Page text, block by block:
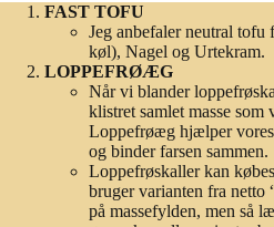
FAST TOFU
Jeg anbefaler neutral
køl), Nagel og Urtekram.
LOPPEFRØÆG
Når vi blander
klistret samlet masse
Loppefrøæg hjælper
og binder farsen sammen.
Loppefrøskaller kan
bruger varianten fra
på massefylden, men så